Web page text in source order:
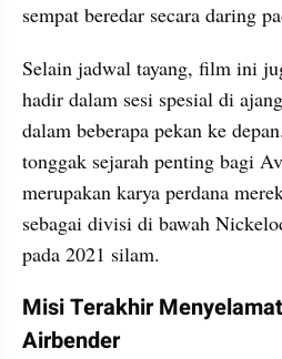
sempat beredar secara daring
Selain jadwal tayang, film ini
hadir dalam sesi spesial di
dalam beberapa pekan ke
tonggak sejarah penting bagi
merupakan karya perdana
sebagai divisi di bawah
pada 2021 silam.
Misi Terakhir
Airbender